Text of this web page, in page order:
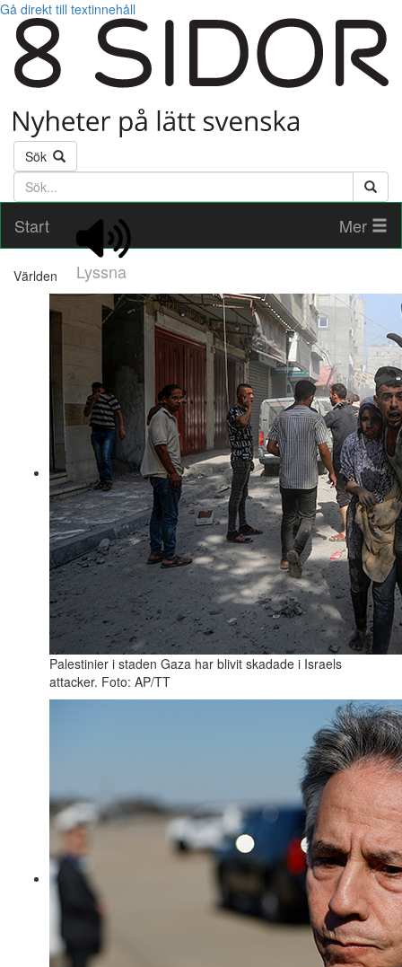
Gå direkt till textinnehåll
Sök
Söktext
Start
Lyssna
Mer
Världen
Palestinier i staden Gaza har blivit skadade i Israels
attacker. Foto: AP/TT